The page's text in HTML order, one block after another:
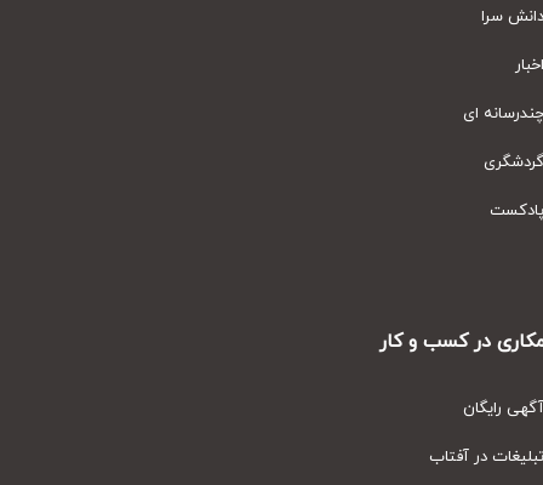
سرا
ای
در کسب و کار
رایگان
در آفتاب